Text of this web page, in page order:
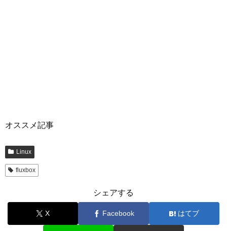
オススメ記事
Linux
fluxbox
シェアする
X Facebook はてブ